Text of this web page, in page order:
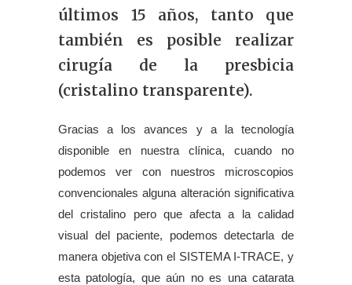
últimos 15 años, tanto que
también es posible realizar
cirugía de la presbicia
(cristalino transparente).
Gracias a los avances y a la tecnología
disponible en nuestra clínica, cuando no
podemos ver con nuestros microscopios
convencionales alguna alteración significativa
del cristalino pero que afecta a la calidad
visual del paciente, podemos detectarla de
manera objetiva con el SISTEMA I-TRACE, y
esta patología, que aún no es una catarata